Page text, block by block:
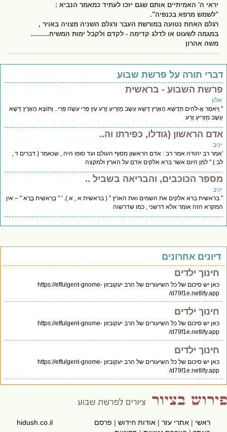
יראי ה' האמיתיים אותם שגם יזכו לעתיד כמאמר הנביא :
"לשמש מרפא בכנפיה".
רגלם האחת נטועה במורשת העבר ורגלם השניה מצויה באויר ,
במגמה לשעוט או לדלג קדימה - לקדם ולקבל ימות המשיח.........
משה אהרון
תורה על פרשת שבוע
השבוע - בראשית
אֱ-לֹהִים תַּדְשֵׁא הָאָרֶץ דֶּשֶׁא עֵשֶׂב מַזְרִיעַ זֶרַע עֵץ פְּרִי עֹשֶׂה פְּרִי.. וַתּוֹצֵא הָאָרֶץ דֶּשֶׁא
מַזְרִיעַ זֶרַע
הראשון (גודלו, כפירתו וה..
רב יהודה אמר רב : אדם הראשון מסוף העולם ועד סופו היה , שנאמר ( דברים ד ,
) " למן היום אשר ברא אלקים אדם על הארץ ולמקצה
הכוכבים, והבריאה בשביל ..
ברא אלקים את השמים ואת הארץ " ( בראשית א , א ). ' " בְּרֵאשִׁית בָּרָא " – אין
הזה אומר אלא דרשני , כמו שדרשוה
אחרונים
חינוך ילדים
כאן יש סיכום של כל השיעורים של הרב יעקובזון https://effulgent-gnome-
d79f1e.netlify.app/
חינוך ילדים
כאן יש סיכום של כל השיעורים של הרב יעקובזון https://effulgent-gnome-
d79f1e.netlify.app/
חינוך ילדים
כאן יש סיכום של כל השיעורים של הרב יעקובזון https://effulgent-gnome-
d79f1e.netlify.app/
ראשי|אתרי עזר|אודות חידוש|פרסם
hidush.co.il